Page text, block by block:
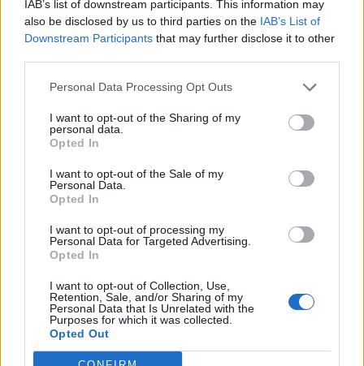
IAB’s list of downstream participants. This information may
also be disclosed by us to third parties on the IAB’s List of
Downstream Participants that may further disclose it to other
Personal Data Processing Opt Outs
I want to opt-out of the Sharing of my
personal data.
Opted In
I want to opt-out of the Sale of my
Personal Data.
Opted In
I want to opt-out of processing my
Personal Data for Targeted Advertising.
Opted In
I want to opt-out of Collection, Use,
Retention, Sale, and/or Sharing of my
Personal Data that Is Unrelated with the
Purposes for which it was collected.
Opted Out
PNȚCD (Pavelescu)
PNCR (Terheș)
Altul
Arhiva sondajelor